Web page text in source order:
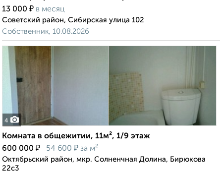
13 000 ₽ в месяц
Советский район, Сибирская улица 102
Собственник, 10.08.2026
4
Комната в общежитии, 11м², 1/9 этаж
600 000 ₽ 54 600 ₽ за м²
Октябрьский район, мкр. Солненчная Долина, Бирюкова
22с3